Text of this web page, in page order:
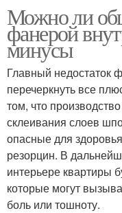
Можно ли
фанерой
минусы
Главный недостаток
перечеркнуть все
том, что
склеивания слоев
опасные для
резорцин. В
интерьере квартиры
которые могут
боль или тошноту.